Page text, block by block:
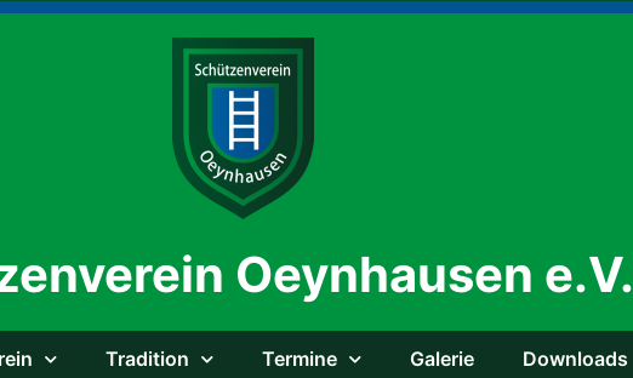
Oeynhausen e.V.
Tra­di­ti­on Ter­mi­ne Gale­rie Down­loads